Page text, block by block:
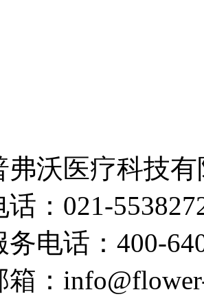
弗沃医疗科技
：021-
务电话：400-
：